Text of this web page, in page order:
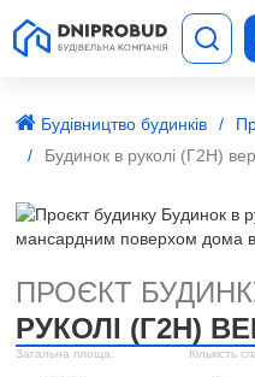
Будівництво будинків
Будинок в руколі (Г2H)
ПРОЄКТ
РУКОЛІ (Г2H)
Загальна площа: Кількість